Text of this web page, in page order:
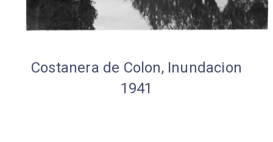
Costanera de Colon, Inundacion
1941